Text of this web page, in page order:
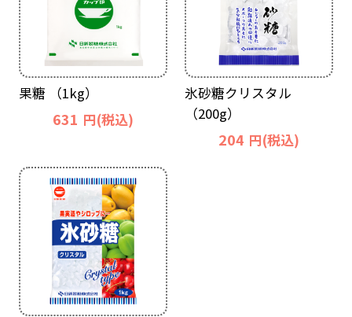
果糖 （1kg）
631 円(税込)
氷砂糖クリスタル
（200g）
204 円(税込)